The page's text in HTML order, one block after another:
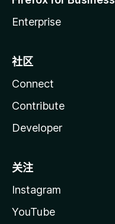
Enterprise
社区
Connect
Contribute
Developer
关注
Instagram
YouTube